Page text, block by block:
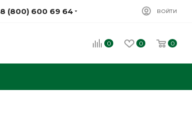
8 (800) 600 69 64 ВОЙТИ
0 0 0